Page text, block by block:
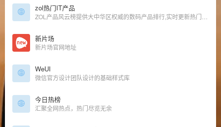
zol热门IT产品
新片场
新片场官网地址
WeUI
微信官方设计团队设计的基础样式库
今日热榜
汇聚全网热点，热门尽览无余